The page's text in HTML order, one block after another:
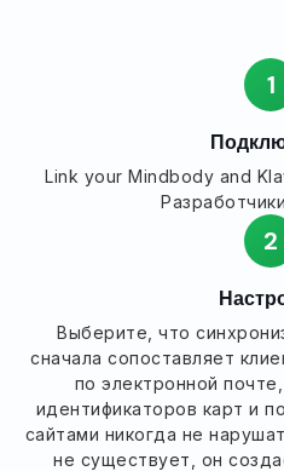
1
Link your Mindbody and
2
Выберите, что
сначала сопоставляет
по электронной
идентификаторов карт и
сайтами никогда не
не существует, он